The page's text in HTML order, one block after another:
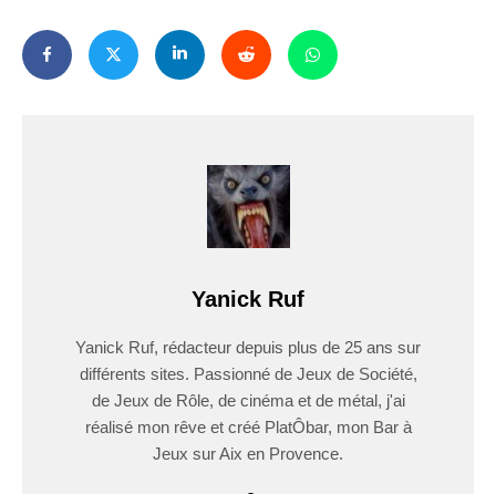
Yanick Ruf
Yanick Ruf, rédacteur depuis plus de 25 ans sur
différents sites. Passionné de Jeux de Société,
de Jeux de Rôle, de cinéma et de métal, j'ai
réalisé mon rêve et créé PlatÔbar, mon Bar à
Jeux sur Aix en Provence.